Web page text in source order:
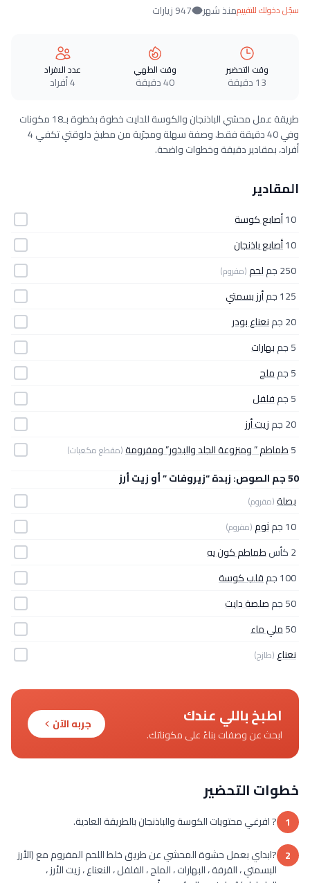
سجّل دخولك للتقييممنذ شهر 947 زيارات
وقت التحضير
13 دقيقة
وقت الطهي
40 دقيقة
عدد الافراد
4 أفراد
طريقة عمل محشي الباذنجان والكوسة للدايت خطوة بخطوة بـ18 مكونات
وفي 40 دقيقة فقط. وصفة سهلة ومجرّبة من مطبخ دلوقتي تكفي 4
أفراد، بمقادير دقيقة وخطوات واضحة.
المقادير
10أصابع كوسة
10أصابع باذنجان
250 جم
لحم(مفروم)
125 جم
أرز بسمتي
20 جم
نعناع بودر
5 جم
بهارات
5 جم
ملح
5 جم
فلفل
20 جم
زيت أرز
5طماطم ” ومنزوعة الجلد والبذور” ومفرومة(مقطع مكعبات)
50 جم الصوص: زبدة “زيروفات ” أو زيت أرز
بصلة(مفروم)
10 جم ثوم(مفروم)
2 كأس
طماطم كون يه
100 جم
قلب كوسة
50 جم
صلصة دايت
50ملي ماء
نعناع(طازج)
اطبخ باللي عندك
ابحث عن وصفات بناءً على مكوناتك.
جربه الآن
خطوات التحضير
1 ? افرغي محتويات الكوسة والباذنجان بالطريقة العادية.
2 ?ابداي بعمل حشوة المحشي عن طريق خلط اللحم المفروم مع (الأرز
البسمتي ، القرفة ، البهارات ، الملح ، الفلفل ، النعناع ، زيت الأرز ،